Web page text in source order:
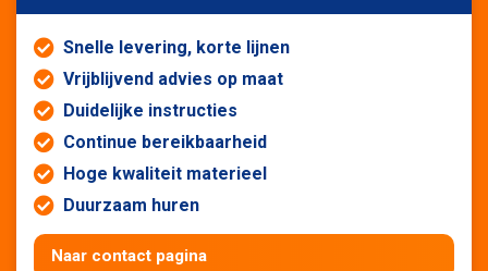
Snelle levering, korte lijnen
Vrijblijvend advies op maat
Duidelijke instructies
Continue bereikbaarheid
Hoge kwaliteit materieel
Duurzaam huren
Naar contact pagina